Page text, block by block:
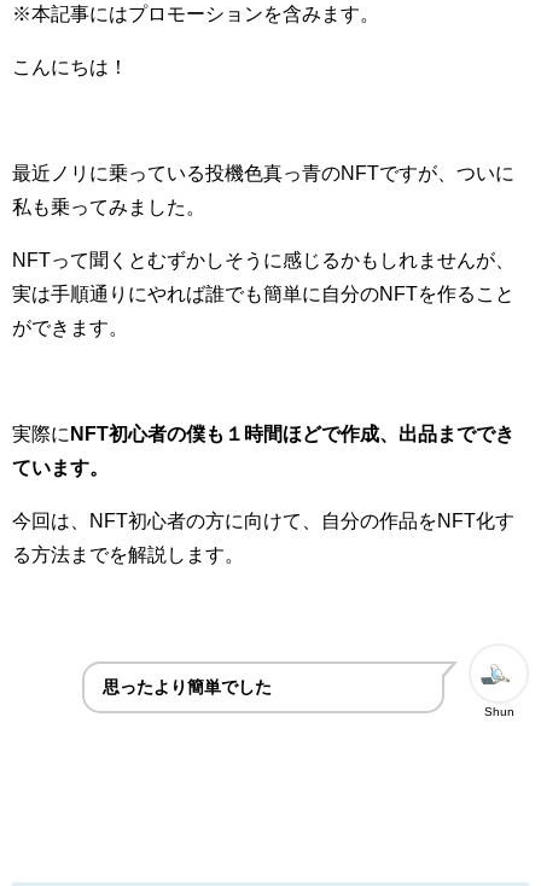
※本記事にはプロモーションを含みます。
こんにちは！
最近ノリに乗っている投機色真っ青のNFTですが、ついに
私も乗ってみました。
NFTって聞くとむずかしそうに感じるかもしれませんが、
実は手順通りにやれば誰でも簡単に自分のNFTを作ること
ができます。
実際に NFT初心者の僕も１時間ほどで作成、出品まででき
ています。
今回は、NFT初心者の方に向けて、自分の作品をNFT化す
る方法までを解説します。
Shun
思ったより簡単でした